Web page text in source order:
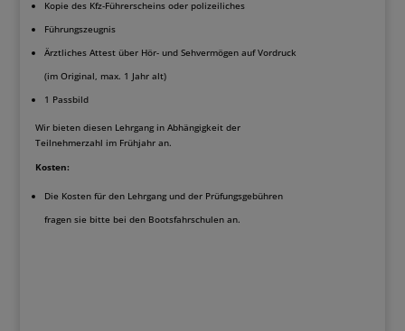
Kopie des Kfz-Führerscheins oder polizeiliches
Führungszeugnis
Ärztliches Attest über Hör- und Sehvermögen auf Vordruck
(im Original, max. 1 Jahr alt)
1 Passbild
Wir bieten diesen Lehrgang in Abhängigkeit der
Teilnehmerzahl im Frühjahr an.
Kosten:
Die Kosten für den Lehrgang und der Prüfungsgebühren
fragen sie bitte bei den Bootsfahrschulen an.